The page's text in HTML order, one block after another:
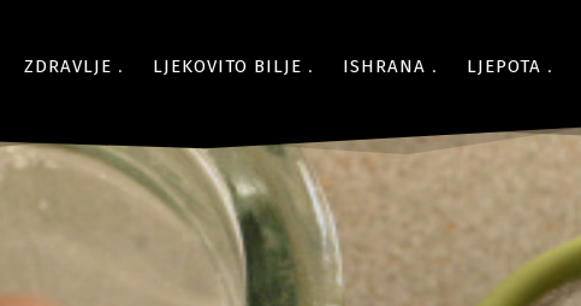
ZDRAVLJE LJEKOVITO BILJE ISHRANA LJEPOTA